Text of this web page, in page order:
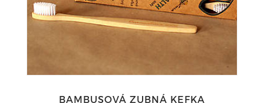
BAMBUSOVÁ ZUBNÁ KEFKA